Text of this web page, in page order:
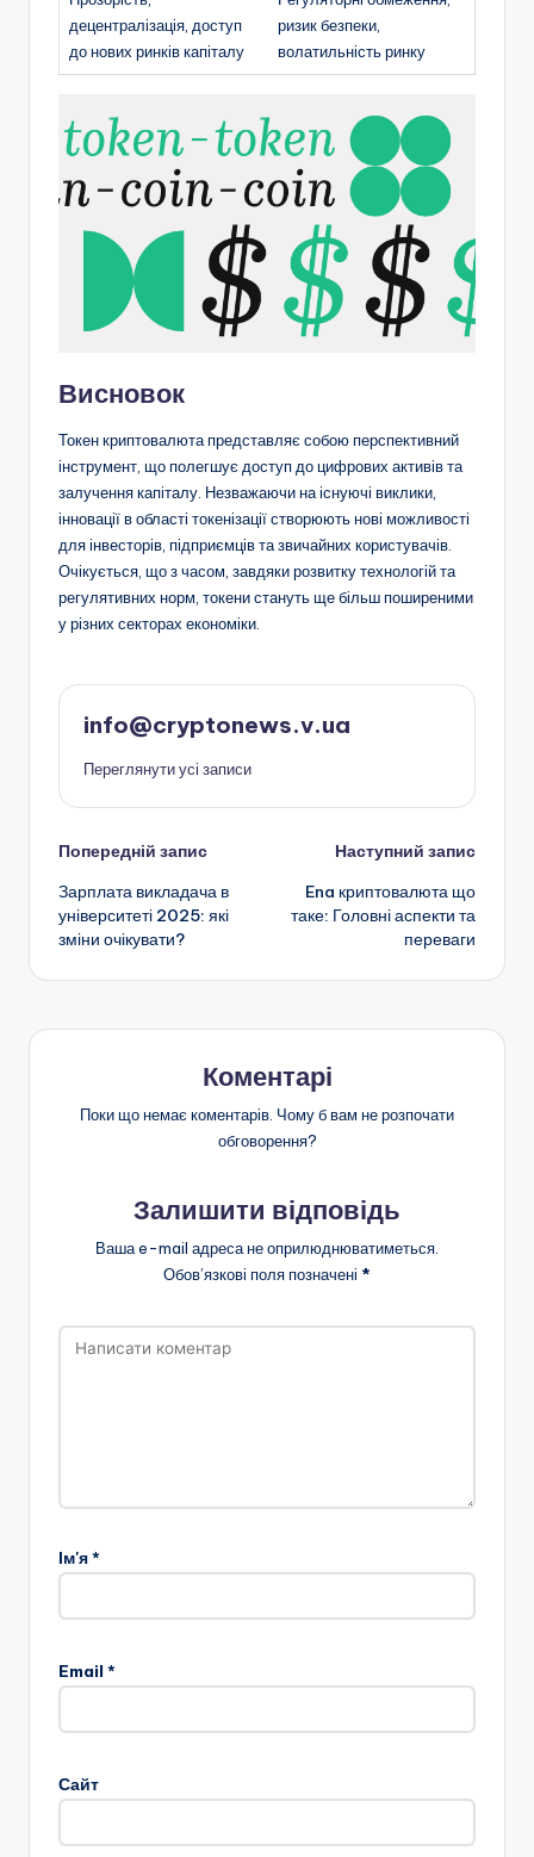
децентралізація, доступ
до нових ринків капіталу
ризик безпеки,
волатильність ринку
Висновок
Токен криптовалюта представляє собою перспективний
інструмент, що полегшує доступ до цифрових активів та
залучення капіталу. Незважаючи на існуючі виклики,
інновації в області токенізації створюють нові можливості
для інвесторів, підприємців та звичайних користувачів.
Очікується, що з часом, завдяки розвитку технологій та
регулятивних норм, токени стануть ще більш поширеними
у різних секторах економіки.
info@cryptonews.v.ua
Переглянути усі записи
Навігація
по
запису
Попередній запис
Зарплата викладача в
університеті 2025: які
зміни очікувати?
Наступний запис
Ena криптовалюта що
таке: Головні аспекти та
переваги
Коментарі
Поки що немає коментарів. Чому б вам не розпочати
обговорення?
Залишити відповідь
Ваша e-mail адреса не оприлюднюватиметься.
Обов’язкові поля позначені *
Ім'я*
Email *
Сайт